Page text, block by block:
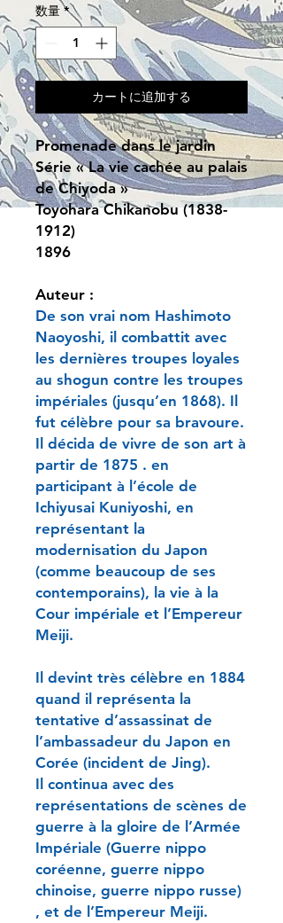
数量 *
カートに追加する
Promenade dans le jardin
Série « La vie cachée au palais
de Chiyoda »
Toyohara Chikanobu (1838-
1912)
1896
Auteur :
De son vrai nom Hashimoto
Naoyoshi, il combattit avec
les dernières troupes loyales
au shogun contre les troupes
impériales (jusqu’en 1868). Il
fut célèbre pour sa bravoure.
Il décida de vivre de son art à
partir de 1875 . en
participant à l’école de
Ichiyusai Kuniyoshi, en
représentant la
modernisation du Japon
(comme beaucoup de ses
contemporains), la vie à la
Cour impériale et l’Empereur
Meiji.
Il devint très célèbre en 1884
quand il représenta la
tentative d’assassinat de
l’ambassadeur du Japon en
Corée (incident de Jing).
Il continua avec des
représentations de scènes de
guerre à la gloire de l’Armée
Impériale (Guerre nippo
coréenne, guerre nippo
chinoise, guerre nippo russe)
, et de l’Empereur Meiji.